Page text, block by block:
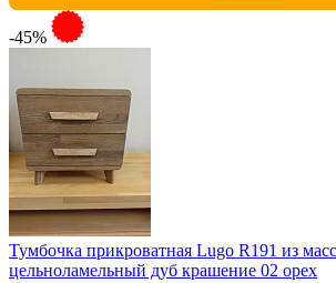
-45%
Тумбочка прикроватная Lugo R191 из
цельноламельный дуб крашение 02 орех